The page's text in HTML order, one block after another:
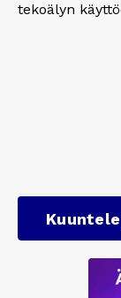
tekoälyn